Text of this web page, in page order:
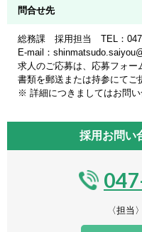
問合せ先
総務課 採用担当 TEL：047-
E-mail：
求人のご応募は、応募フォ
書類を郵送または持参にてご
※ 詳細につきましてはお問い
採用お問い
〈担当